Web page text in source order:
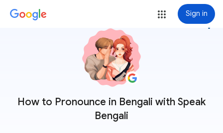
Sign in
How to Pronounce in Bengali with Speak
Bengali
more_vert